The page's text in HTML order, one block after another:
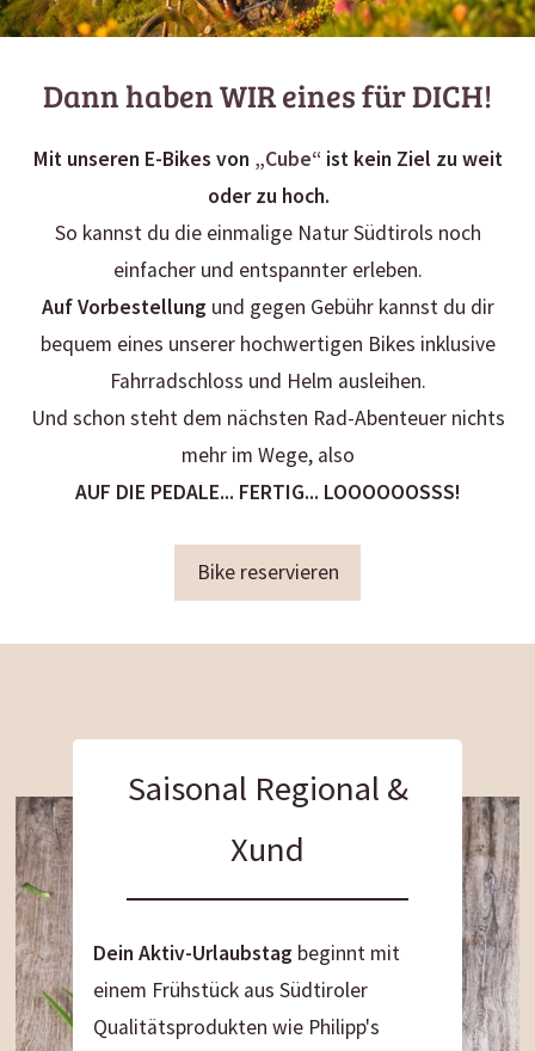
3, 2, 1... meins! Oh, du hast
kein E-Bike?
Dann haben WIR eines für DICH!
Mit unseren E-Bikes von „Cube“ ist kein Ziel zu weit
oder zu hoch.
So kannst du die einmalige Natur Südtirols noch
einfacher und entspannter erleben.
Auf Vorbestellung und gegen Gebühr kannst du dir
bequem eines unserer hochwertigen Bikes inklusive
Fahrradschloss und Helm ausleihen.
Und schon steht dem nächsten Rad-Abenteuer nichts
mehr im Wege, also
AUF DIE PEDALE... FERTIG... LOOOOOOSSS!
Bike reservieren
Saisonal Regional &
Xund
Dein Aktiv-Urlaubstag beginnt mit
einem Frühstück aus Südtiroler
Qualitätsprodukten wie Philipp's